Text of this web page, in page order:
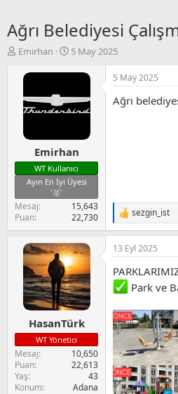
Ağrı Belediyesi
K
l
a
a
n
Emirhan
B
ş
a
n
ı
ç
t
a
r
i
h
5 May 2025
Emirhan
WT Kullanıcı
Ayın En İyi Üyesi
'🥇'
Mesaj
15,643
Puan
22,730
5 May 2025
Ağrı
T
e
p
k
l
e
r
:
sezgin_ist
HasanTürk
WT Yönetici
Mesaj
10,650
Puan
22,613
Yaş
43
Konum
Adana
13 Eyl 2025
Park ve